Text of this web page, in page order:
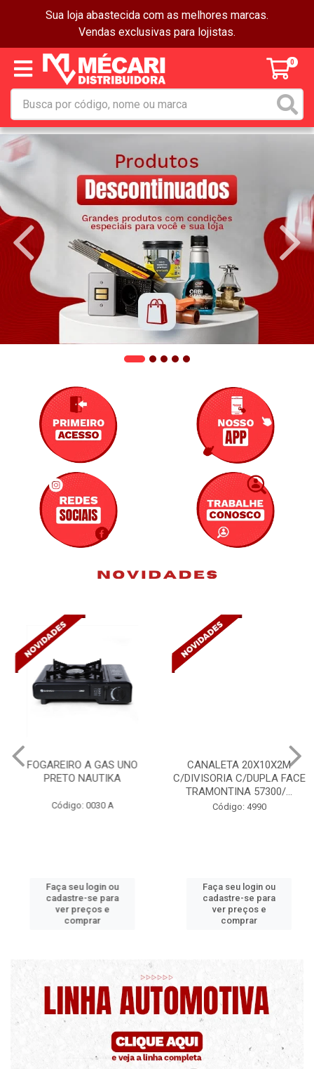
Sua loja abastecida com as melhores marcas.
Vendas exclusivas para lojistas.
0
FOGAREIRO A GAS UNO
PRETO NAUTIKA
Código: 0030 A
Faça seu login ou
cadastre-se para
ver preços e
comprar
CANALETA 20X10X2M
C/DIVISORIA C/DUPLA FACE
TRAMONTINA 57300/...
Código: 4990
Faça seu login ou
cadastre-se para
ver preços e
comprar